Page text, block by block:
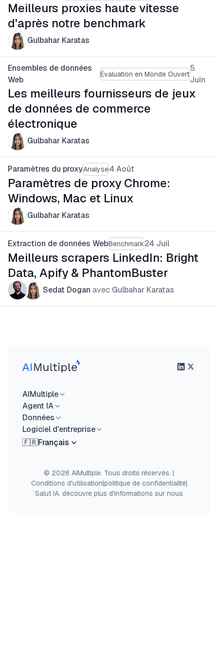
Meilleurs proxies haute vitesse
d'après notre benchmark
Gulbahar Karatas
Ensembles de données
Web
Évaluation en Monde Ouvert
5
Juin
Les meilleurs fournisseurs de jeux
de données de commerce
électronique
Gulbahar Karatas
Paramètres du proxyAnalyse4 Août
Paramètres de proxy Chrome:
Windows, Mac et Linux
Gulbahar Karatas
Extraction de données WebBenchmark24 Juil
Meilleurs scrapers LinkedIn: Bright
Data, Apify & PhantomBuster
Sedat Dogan avec Gulbahar Karatas
AIMultiple
Agent IA
Données
Logiciel d'entreprise
🇫🇷Français
© 2026 AIMultiple. Tous droits réservés. |
Conditions d'utilisation|politique de confidentialité|
Salut IA, découvre plus d'informations sur nous